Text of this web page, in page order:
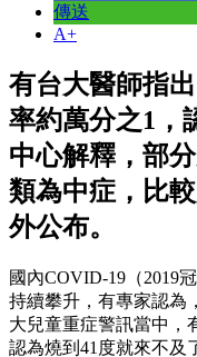
傳送
A+
有台大醫師指
率約萬分之1，
中心解釋，部
類為中症，比
外公布。
國內COVID-19（2019
持續攀升，有專家認為
大兒童重症警訊當中，
認為燒到41度就來不及